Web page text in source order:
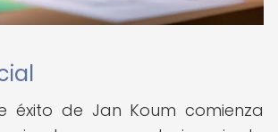
éxito de Jan Koum comienza